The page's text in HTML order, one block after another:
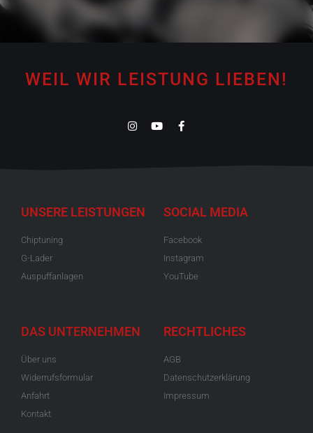
WEIL WIR LEISTUNG LIEBEN!
UNSERE LEISTUNGEN
Chiptuning
G-Lader
Auspuffanlagen
SOCIAL MEDIA
Facebook
Instagram
YouTube
DAS UNTERNEHMEN
Über uns
Widerrufsformular
Anfahrt
Kontakt
RECHTLICHES
AGB
Datenschutzerklärung
Impressum